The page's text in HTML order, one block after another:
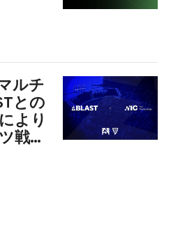
ルチ
との
より
戦略